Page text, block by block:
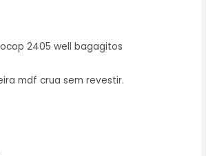
2405 well bagagitos
mdf crua sem revestir.